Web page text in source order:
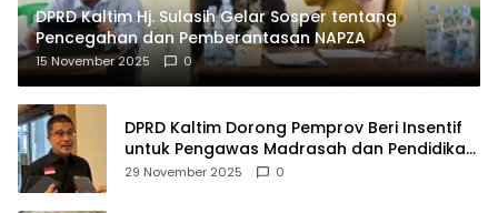
DPRD Kaltim Hj. Sulasih Gelar Sosper tentang
Pencegahan dan Pemberantasan NAPZA
15 November 2025 0
DPRD Kaltim Dorong Pemprov Beri Insentif
untuk Pengawas Madrasah dan Pendidikan
Agama
29 November 2025 0